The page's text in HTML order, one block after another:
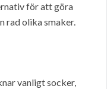
för att göra
rad olika smaker.
vanligt socker,